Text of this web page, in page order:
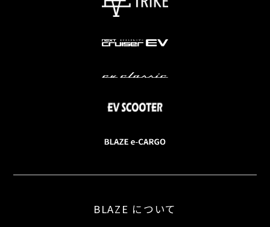
BLAZE について